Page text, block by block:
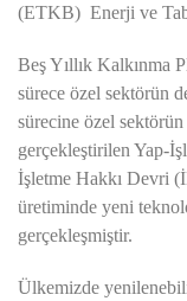
(ETKB) Enerji ve
Beş Yıllık Kalkınma
sürece özel sektörün
sürecine özel
gerçekleştirilen Yap-
İşletme Hakkı Devri
üretiminde yeni
gerçekleşmiştir.
Ülkemizde